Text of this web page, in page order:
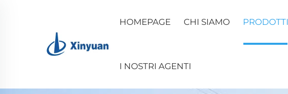
HOMEPAGE CHI SIAMO PRODOTTI
I NOSTRI AGENTI